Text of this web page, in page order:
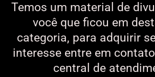
Temos um material de
você que ficou em
categoria, para adquirir
interesse entre em
central de